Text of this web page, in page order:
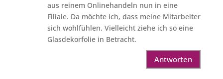
aus reinem Onlinehandeln nun in eine
Filiale. Da möchte ich, dass meine Mitarbeiter
sich wohlfühlen. Vielleicht ziehe ich so eine
Glasdekorfolie in Betracht.
Antworten